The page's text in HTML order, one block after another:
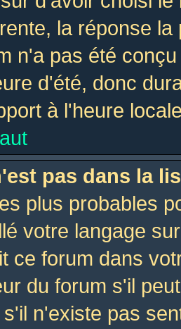
la réponse
n'a pas été
d'été, donc
à l'heure
pas dans la
plus probables
votre langage
ce forum dans
du forum s'il
n'existe pas